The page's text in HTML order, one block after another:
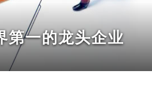
第一的龙头企业